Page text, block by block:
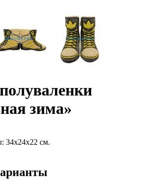
зима»
34x24x22 см.